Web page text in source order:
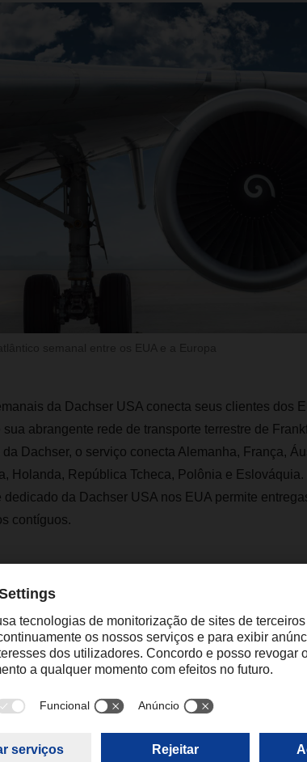
da Dachser USA conecta seus clientes dos
abrangente rede de transporte terrestre de
Dachser, o serviço conecta Alemanha, França,
Holanda, República Tcheca, Polônia e
dedicado da Dachser USA nos EUA permite
contíguos.
novo serviço de voo
oferece uma solução para
capacidade de carga aérea que
Eles nos pediram para
transporte eficiente e oportuna